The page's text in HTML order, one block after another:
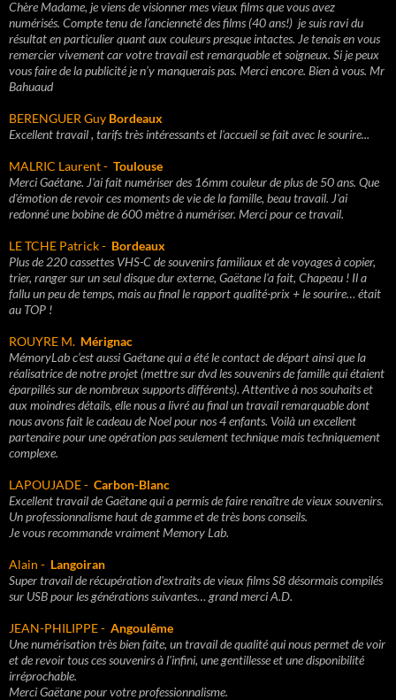
Chère Madame, je viens de visionner mes vieux films que vous avez
numérisés. Compte tenu de l’ancienneté des films (40 ans!) je suis ravi du
résultat en particulier quant aux couleurs presque intactes. Je tenais en vous
remercier vivement car votre travail est remarquable et soigneux. Si je peux
vous faire de la publicité je n’y manquerais pas. Merci encore. Bien à vous. Mr
Bahuaud
BERENGUER Guy Bordeaux
Excellent travail , tarifs très intéressants et l'accueil se fait avec le sourire...
MALRIC Laurent - Toulouse
Merci Gaétane. J'ai fait numériser des 16mm couleur de plus de 50 ans. Que
d'émotion de revoir ces moments de vie de la famille, beau travail. J'ai
redonné une bobine de 600 mètre à numériser. Merci pour ce travail.
LE TCHE Patrick - Bordeaux
Plus de 220 cassettes VHS-C de souvenirs familiaux et de voyages à copier,
trier, ranger sur un seul disque dur externe, Gaëtane l'a fait, Chapeau ! Il a
fallu un peu de temps, mais au final le rapport qualité-prix + le sourire… était
au TOP !
ROUYRE M. Mérignac
MémoryLab c’est aussi Gaétane qui a été le contact de départ ainsi que la
réalisatrice de notre projet (mettre sur dvd les souvenirs de famille qui étaient
éparpillés sur de nombreux supports différents). Attentive à nos souhaits et
aux moindres détails, elle nous a livré au final un travail remarquable dont
nous avons fait le cadeau de Noel pour nos 4 enfants. Voilà un excellent
partenaire pour une opération pas seulement technique mais techniquement
complexe.
LAPOUJADE - Carbon-Blanc
Excellent travail de Gaëtane qui a permis de faire renaître de vieux souvenirs.
Un professionnalisme haut de gamme et de très bons conseils.
Je vous recommande vraiment Memory Lab.
Alain - Langoiran
Super travail de récupération d'extraits de vieux films S8 désormais compilés
sur USB pour les générations suivantes… grand merci A.D.
JEAN-PHILIPPE - Angoulême
Une numérisation très bien faite, un travail de qualité qui nous permet de voir
et de revoir tous ces souvenirs à l'infini, une gentillesse et une disponibilité
irréprochable.
Merci Gaëtane pour votre professionnalisme.